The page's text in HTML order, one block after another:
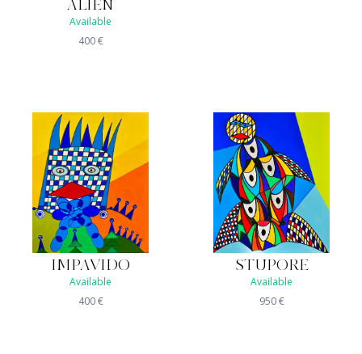
ALIEN
Available
400€
IMPAVIDO
Available
400€
STUPORE
Available
950€